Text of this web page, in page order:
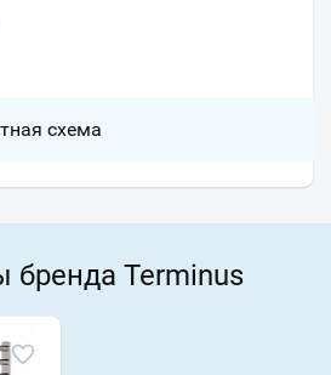
схема
бренда Terminus